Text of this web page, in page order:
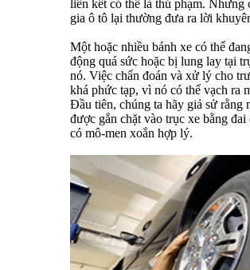
liên kết có thể là thủ phạm. Nhưng
gia ô tô lại thường đưa ra lời
Một hoặc nhiều bánh xe có thể
động quá sức hoặc bị lung lay tại
nó. Việc chẩn đoán và xử lý cho
khá phức tạp, vì nó có thể vạch ra
Đầu tiên, chúng ta hãy giả sử rằng
được gắn chặt vào trục xe bằng đai
có mô-men xoắn hợp lý.